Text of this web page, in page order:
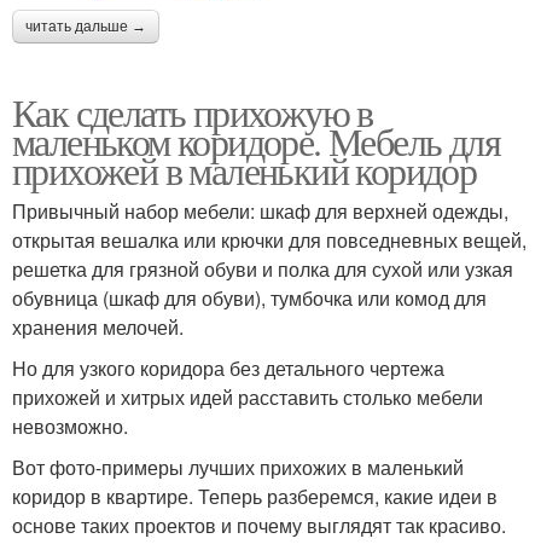
читать дальше →
Как сделать прихожую в
маленьком коридоре. Мебель для
прихожей в маленький коридор
Привычный набор мебели: шкаф для верхней одежды,
открытая вешалка или крючки для повседневных вещей,
решетка для грязной обуви и полка для сухой или узкая
обувница (шкаф для обуви), тумбочка или комод для
хранения мелочей.
Но для узкого коридора без детального чертежа
прихожей и хитрых идей расставить столько мебели
невозможно.
Вот фото-примеры лучших прихожих в маленький
коридор в квартире. Теперь разберемся, какие идеи в
основе таких проектов и почему выглядят так красиво.